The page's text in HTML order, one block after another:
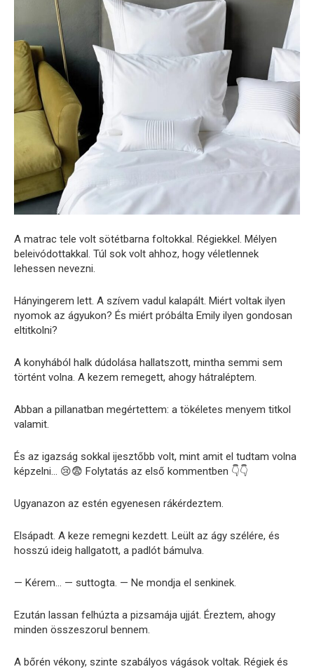
A matrac tele volt sötétbarna foltokkal. Régiekkel. Mélyen
beleivódottakkal. Túl sok volt ahhoz, hogy véletlennek
lehessen nevezni.
Hányingerem lett. A szívem vadul kalapált. Miért voltak ilyen
nyomok az ágyukon? És miért próbálta Emily ilyen gondosan
eltitkolni?
A konyhából halk dúdolása hallatszott, mintha semmi sem
történt volna. A kezem remegett, ahogy hátraléptem.
Abban a pillanatban megértettem: a tökéletes menyem titkol
valamit.
És az igazság sokkal ijesztőbb volt, mint amit el tudtam volna
képzelni… 😢😨 Folytatás az első kommentben 👇👇
Ugyanazon az estén egyenesen rákérdeztem.
Elsápadt. A keze remegni kezdett. Leült az ágy szélére, és
hosszú ideig hallgatott, a padlót bámulva.
— Kérem… — suttogta. — Ne mondja el senkinek.
Ezután lassan felhúzta a pizsamája ujját. Éreztem, ahogy
minden összeszorul bennem.
A bőrén vékony, szinte szabályos vágások voltak. Régiek és